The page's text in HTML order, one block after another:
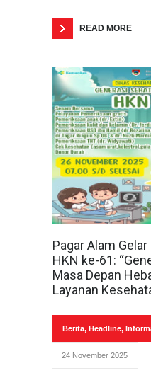
READ MORE
Pagar Alam
HKN ke-61:
Masa Depan
Layanan
Berita, Headline,
24 November 2025